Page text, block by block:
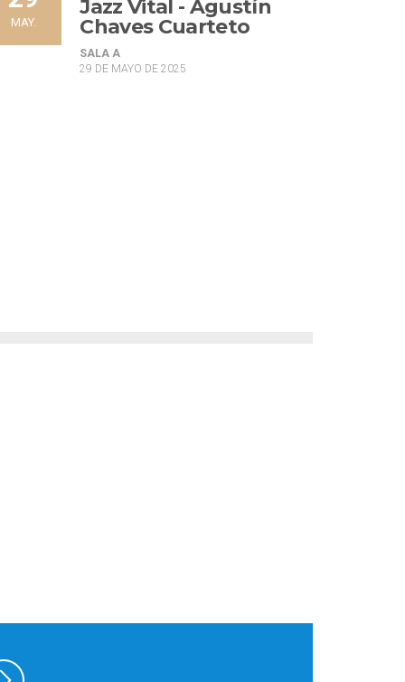
MAY.
Jazz Vital - Agustín
Chaves Cuarteto
SALA A
29 DE MAYO DE 2025